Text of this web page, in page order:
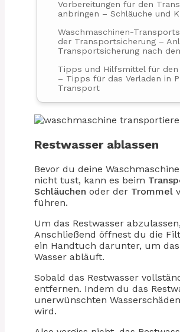
Vorbereitungen für den
anbringen – Schläuche und
Waschmaschinen-
der Transportsicherung –
Transportsicherung nach
Tipps und Hilfsmittel für den
– Tipps für das Verladen in
Transport
Restwasser ablassen
Bevor du deine
nicht tust, kann es beim
Schläuchen oder der Trommel
führen.
Um das Restwasser
Anschließend öffnest du die
ein Handtuch darunter, um
Wasser abläuft.
Sobald das Restwasser
entfernen. Indem du das
unerwünschten
wird.